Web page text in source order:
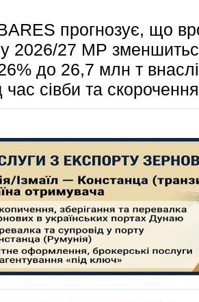
прогнозує, що
у 2026/27 МР
до 26,7 млн т
час сівби та скорочення